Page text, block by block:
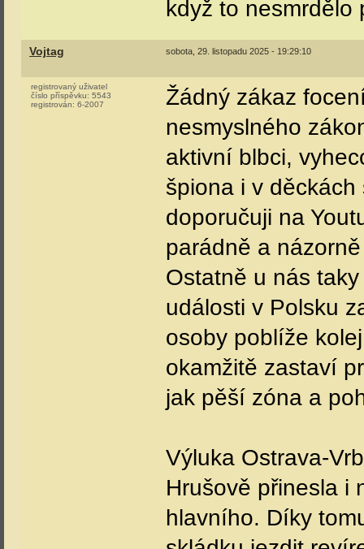
když to
Vojtag sobota, 29. listopadu 2025 - 19:29:10
registrovaný uživatel
číslo příspěvku: 5543
registrován: 6-2007
Žádný zákaz
nesmyslného
aktivní blbci,
špiona i v
doporučuji na
parádně a
Ostatně u nás
události v Polsku
osoby poblíže
okamžitě zastaví
jak pěší zóna a
Výluka Ostrava-
Hrušově přinesla i
hlavního. Díky